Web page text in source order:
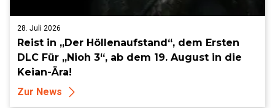
28. Juli 2026
Reist in „Der Höllenaufstand“, dem Ersten
DLC Für „Nioh 3“, ab dem 19. August in die
Keian-Ära!
Zur News